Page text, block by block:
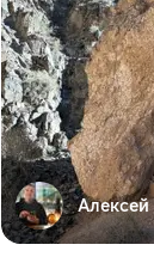
Алексей